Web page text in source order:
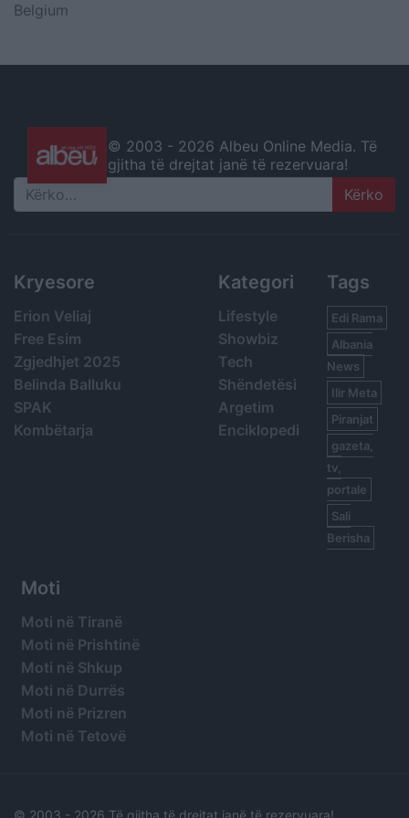
Belgium
© 2003 - 2026 Albeu Online Media. Të
gjitha të drejtat janë të rezervuara!
Search
Kryesore
Erion Veliaj
Free Esim
Zgjedhjet 2025
Belinda Balluku
SPAK
Kombëtarja
Kategori
Lifestyle
Showbiz
Tech
Shëndetësi
Argetim
Enciklopedi
Tags
Edi Rama
Albania
News
Ilir Meta
Piranjat
gazeta,
tv,
portale
Sali
Berisha
Moti
Moti në Tiranë
Moti në Prishtinë
Moti në Shkup
Moti në Durrës
Moti në Prizren
Moti në Tetovë
© 2003 - 2026 Të gjitha të drejtat janë të rezervuara!